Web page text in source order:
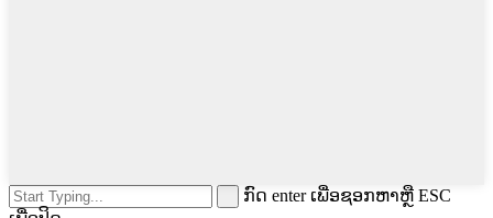
ກົດ enter ເພື່ອຊອກຫາຫຼື ESC